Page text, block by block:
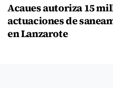
Acaues autoriza 15
actuaciones de
en Lanzarote